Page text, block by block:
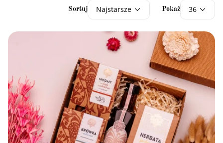
Sortuj Najstarsze Pokaż 36